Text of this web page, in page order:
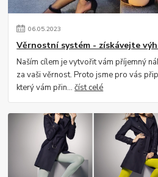
06.05.2023
Věrnostní systém - získávejte
Naším cílem je vytvořit vám příjemný
za vaši věrnost. Proto jsme pro vás
který vám přin...číst celé